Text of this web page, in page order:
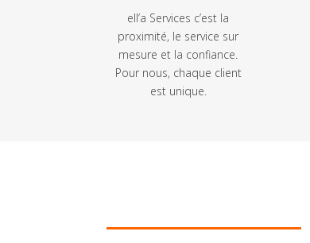
ell’a Services c’est la
proximité, le service sur
mesure et la confiance.
Pour nous, chaque client
est unique.